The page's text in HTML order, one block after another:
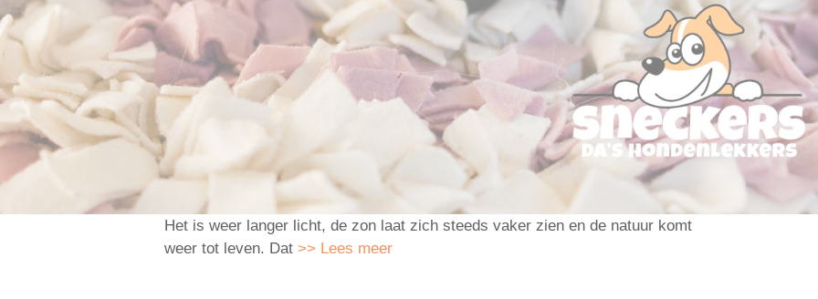
Het is weer langer licht, de zon laat zich steeds vaker zien en de natuur komt
weer tot leven. Dat >> Lees meer